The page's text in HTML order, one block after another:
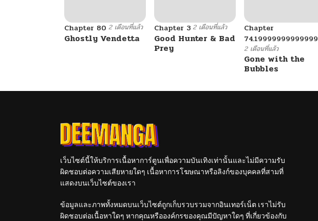
Chapter 80 2 เดือนที่แล้ว
Ghostly Vendetta
Chapter 3 2 เดือนที่แล้ว
Good Hunter & Bad
Prey
Chapter
74.19999999999999
2 เดือนที่แล้ว
Gone with the
Bubbles
เว็บไซต์นี้ให้บริการเนื้อหาการ์ตูนเพื่อความบันเทิงเท่านั้นและไม่มีความรับ
ผิดชอบต่อความเสียหายใดๆ เนื้อหาการโฆษณาหรือลิงก์ของบุคคลที่สามที่
แสดงบนเว็บไซต์ของเรา
ข้อมูลและภาพทั้งหมดบนเว็บไซต์ถูกเก็บรวบรวมจากอินเทอร์เน็ต เราไม่รับ
ผิดชอบต่อเนื้อหาใดๆ หากคุณหรือองค์กรของคุณมีปัญหาใดๆ ที่เกี่ยวข้องกับ